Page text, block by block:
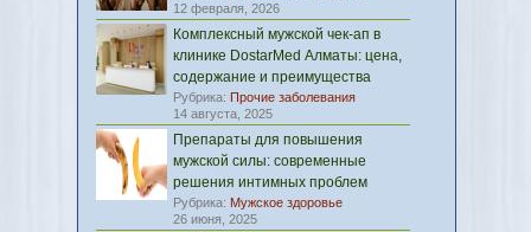
12 февраля, 2026
Комплексный мужской чек-ап в
клинике DostarMed Алматы: цена,
содержание и преимущества
Рубрика: Прочие заболевания
14 августа, 2025
Препараты для повышения
мужской силы: современные
решения интимных проблем
Рубрика: Мужское здоровье
26 июня, 2025